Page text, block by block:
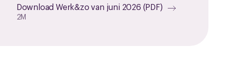
Download Werk&zo van juni 2026 (PDF)
2M